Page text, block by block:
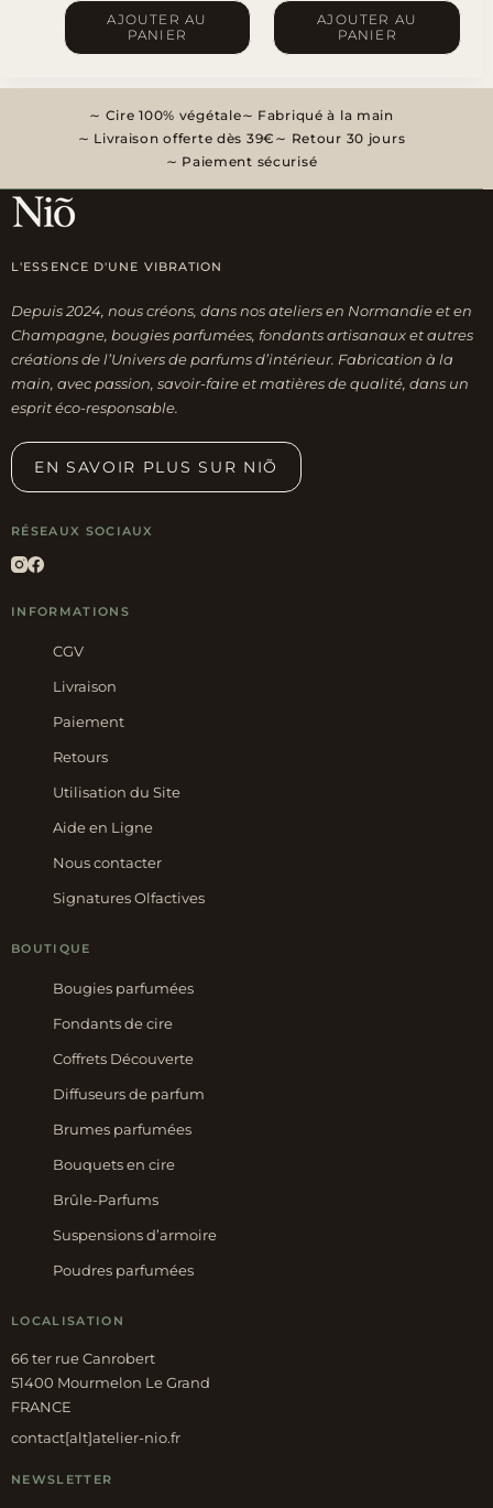
AJOUTER AU
PANIER
AJOUTER AU
PANIER
Cire 100% végétale
Fabriqué à la main
Livraison offerte dès 39€
Retour 30 jours
Paiement sécurisé
L'ESSENCE D'UNE VIBRATION
Depuis 2024, nous créons, dans nos ateliers en Normandie et en
Champagne, bougies parfumées, fondants artisanaux et autres
créations de l’Univers de parfums d’intérieur. Fabrication à la
main, avec passion, savoir-faire et matières de qualité, dans un
esprit éco-responsable.
EN SAVOIR PLUS SUR NIÕ
RÉSEAUX SOCIAUX
INFORMATIONS
CGV
Livraison
Paiement
Retours
Utilisation du Site
Aide en Ligne
Nous contacter
Signatures Olfactives
BOUTIQUE
Bougies parfumées
Fondants de cire
Coffrets Découverte
Diffuseurs de parfum
Brumes parfumées
Bouquets en cire
Brûle-Parfums
Suspensions d’armoire
Poudres parfumées
LOCALISATION
66 ter rue Canrobert
51400 Mourmelon Le Grand
FRANCE
contact[alt]atelier-nio.fr
NEWSLETTER